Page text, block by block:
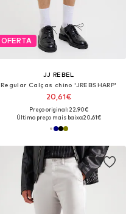
OFERTA
JJ REBEL
Regular Calças chino 'JREBSHARP'
20,61€
Preço original: 22,90€
Último preço mais baixo:20,61€